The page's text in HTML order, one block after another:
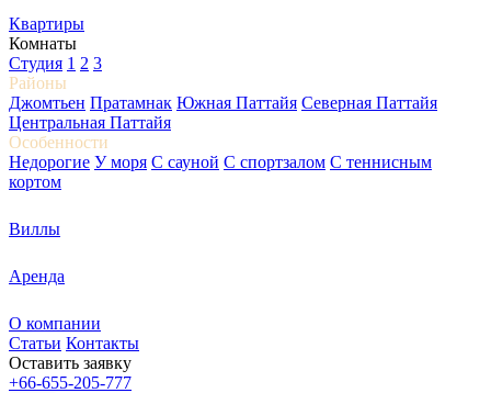
Квартиры
Комнаты
Студия 1 2 3
Районы
Джомтьен Пратамнак Южная Паттайя Северная Паттайя
Центральная Паттайя
Особенности
Недорогие У моря С сауной С спортзалом С теннисным
кортом
Виллы
Аренда
О компании
Статьи Контакты
Оставить заявку
+66-655-205-777